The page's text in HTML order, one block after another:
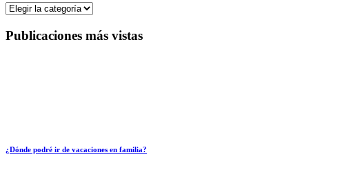
Categorías
Publicaciones más vistas
¿Dónde podré ir de vacaciones en familia?